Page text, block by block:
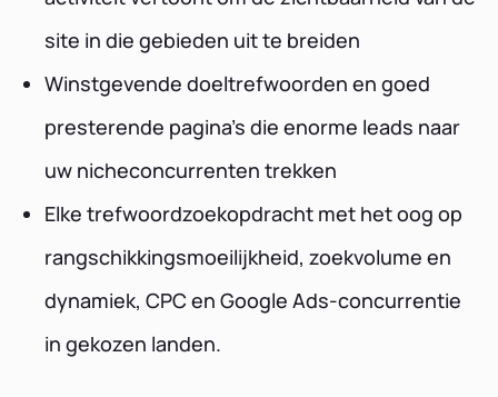
site in die gebieden uit te breiden
Winstgevende doeltrefwoorden en goed
presterende pagina's die enorme leads naar
uw nicheconcurrenten trekken
Elke trefwoordzoekopdracht met het oog op
rangschikkingsmoeilijkheid, zoekvolume en
dynamiek, CPC en Google Ads-concurrentie
in gekozen landen.